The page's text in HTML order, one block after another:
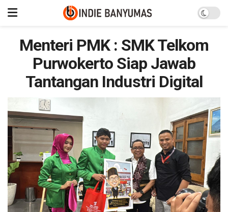
Menteri PMK : SMK Telkom
Purwokerto Siap Jawab
Tantangan Industri Digital